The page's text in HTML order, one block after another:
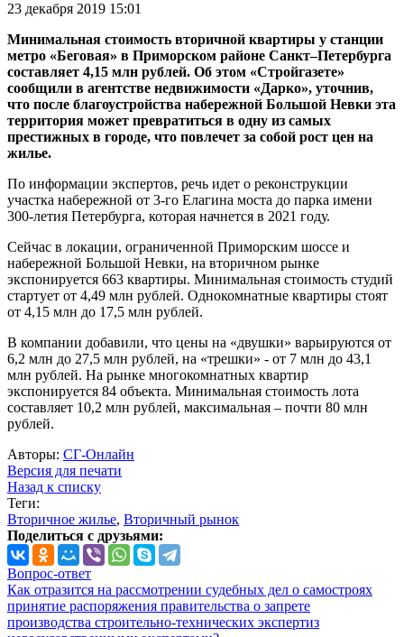
23 декабря 2019 15:01
Минимальная стоимость вторичной квартиры у станции
метро «Беговая» в Приморском районе Санкт–Петербурга
составляет 4,15 млн рублей. Об этом «Стройгазете»
сообщили в агентстве недвижимости «Дарко», уточнив,
что после благоустройства набережной Большой Невки эта
территория может превратиться в одну из самых
престижных в городе, что повлечет за собой рост цен на
жилье.
По информации экспертов, речь идет о реконструкции
участка набережной от 3-го Елагина моста до парка имени
300-летия Петербурга, которая начнется в 2021 году.
Сейчас в локации, ограниченной Приморским шоссе и
набережной Большой Невки, на вторичном рынке
экспонируется 663 квартиры. Минимальная стоимость студий
стартует от 4,49 млн рублей. Однокомнатные квартиры стоят
от 4,15 млн до 17,5 млн рублей.
В компании добавили, что цены на «двушки» варьируются от
6,2 млн до 27,5 млн рублей, на «трешки» - от 7 млн до 43,1
млн рублей. На рынке многокомнатных квартир
экспонируется 84 объекта. Минимальная стоимость лота
составляет 10,2 млн рублей, максимальная – почти 80 млн
рублей.
Авторы: СГ-Онлайн
Версия для печати
Назад к списку
Теги:
Вторичное жилье, Вторичный рынок
Поделиться с друзьями:
Вопрос-ответ
Как отразится на рассмотрении судебных дел о самостроях
принятие распоряжения правительства о запрете
производства строительно-технических экспертиз